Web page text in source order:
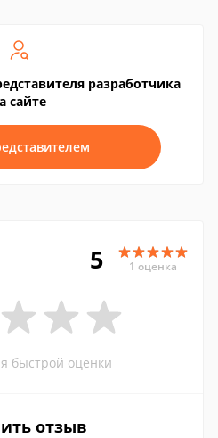
разработчика
сайте
5 1 оценка
быстрой оценки
отзыв